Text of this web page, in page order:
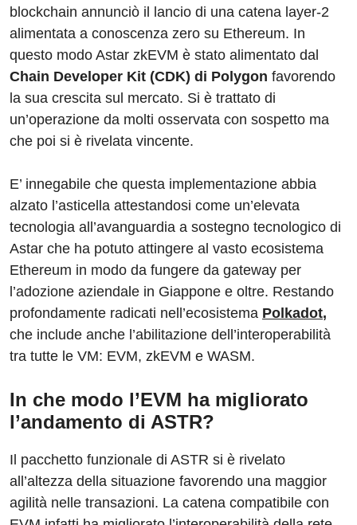
blockchain annunciò il lancio di una catena layer-2
alimentata a conoscenza zero su Ethereum. In
questo modo Astar zkEVM è stato alimentato dal
Chain Developer Kit (CDK) di Polygon favorendo
la sua crescita sul mercato. Si è trattato di
un’operazione da molti osservata con sospetto ma
che poi si è rivelata vincente.
E’ innegabile che questa implementazione abbia
alzato l’asticella attestandosi come un’elevata
tecnologia all’avanguardia a sostegno tecnologico di
Astar che ha potuto attingere al vasto ecosistema
Ethereum in modo da fungere da gateway per
l’adozione aziendale in Giappone e oltre. Restando
profondamente radicati nell’ecosistema Polkadot,
che include anche l’abilitazione dell’interoperabilità
tra tutte le VM: EVM, zkEVM e WASM.
In che modo l’EVM ha migliorato
l’andamento di ASTR?
Il pacchetto funzionale di ASTR si è rivelato
all’altezza della situazione favorendo una maggior
agilità nelle transazioni. La catena compatibile con